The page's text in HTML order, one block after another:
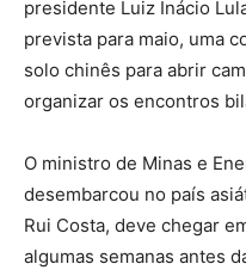
presidente Luiz Inácio
prevista para maio, uma
solo chinês para abrir
organizar os encontros
O ministro de Minas e
desembarcou no país
Rui Costa, deve chegar
algumas semanas antes